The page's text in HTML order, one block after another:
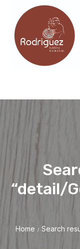
“detail/
Home / Search